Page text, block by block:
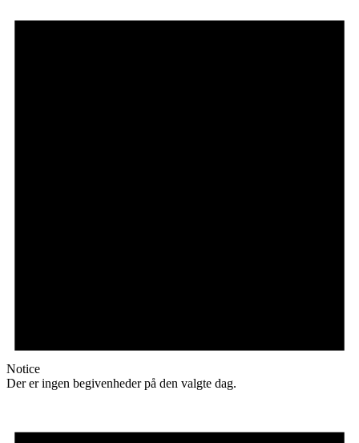
Notice
Der er ingen begivenheder på den valgte dag.